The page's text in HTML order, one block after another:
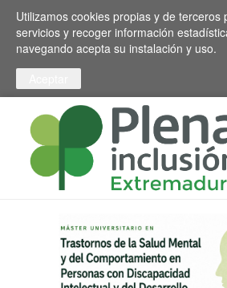
Pasar al contenido principal
Toggle high contrast
Utilizamos cookies propias y de terceros
servicios y recoger información
navegando acepta su instalación y uso.